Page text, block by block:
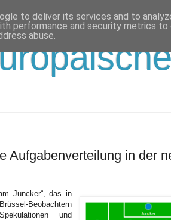
Aufgabenverteilung in der
Juncker“, das in
Beobachtern
und
to deliver its services and to
performance and security metrics
abuse.